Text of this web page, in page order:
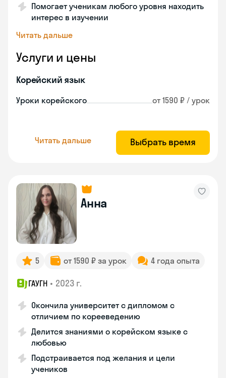
Помогает ученикам любого уровня находить
интерес в изучении
Читать дальше
Услуги и цены
Корейский язык
Уроки корейского от 1590 ₽ / урок
Читать дальше Выбрать время
Анна
5 от 1590 ₽ за урок 4 года опыта
ГАУГН • 2023 г.
Окончила университет с дипломом с
отличием по корееведению
Делится знаниями о корейском языке с
любовью
Подстраивается под желания и цели
учеников